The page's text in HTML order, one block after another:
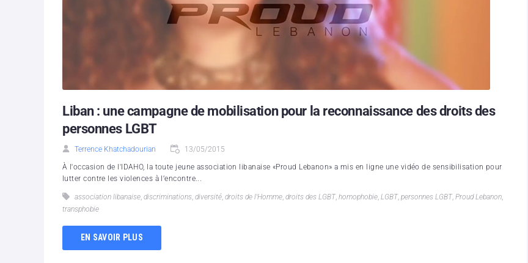
Liban : une campagne de mobilisation pour la reconnaissance des droits des
personnes LGBT
Terrence Khatchadourian 13/05/2015
À l'occasion de l'IDAHO, la toute jeune association libanaise «Proud Lebanon» a mis en ligne une vidéo de sensibilisation pour
lutter contre les violences à l’encontre...
association libanaise, discriminations, diversité, droits de l'Homme, droits des LGBT, homophobie, LGBT, personnes LGBT, Proud Lebanon,
transphobie
EN SAVOIR PLUS